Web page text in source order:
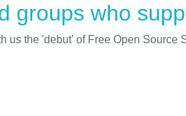
groups who
us the 'debut' of Free Open